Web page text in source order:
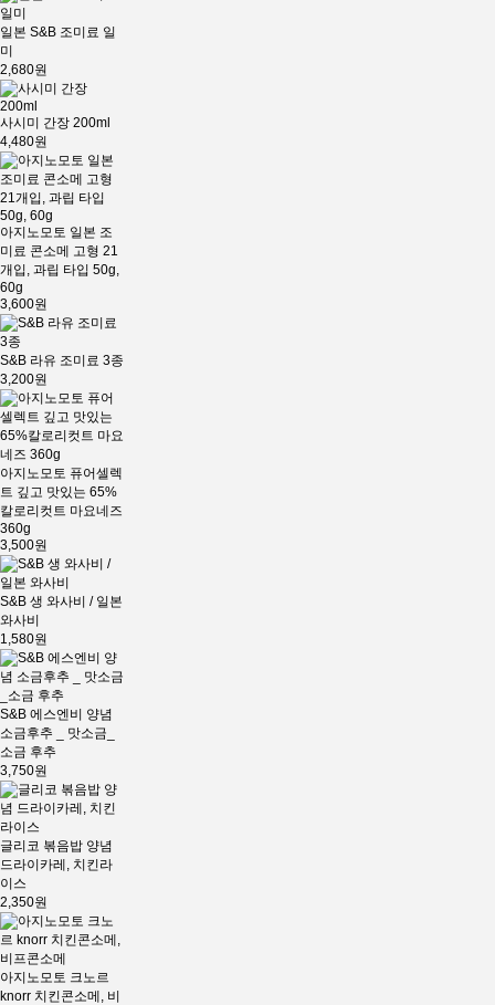
일본 S&B 조미료 일
미
2,680원
사시미 간장 200ml
4,480원
아지노모토 일본 조
미료 콘소메 고형 21
개입, 과립 타입 50g,
60g
3,600원
S&B 라유 조미료 3종
3,200원
아지노모토 퓨어셀렉
트 깊고 맛있는 65%
칼로리컷트 마요네즈
360g
3,500원
S&B 생 와사비 / 일본
와사비
1,580원
S&B 에스엔비 양념
소금후추 _ 맛소금_
소금 후추
3,750원
글리코 볶음밥 양념
드라이카레, 치킨라
이스
2,350원
아지노모토 크노르
knorr 치킨콘소메, 비